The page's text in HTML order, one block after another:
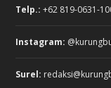
Telp.: +62 819-0631-
Instagram:
Surel: